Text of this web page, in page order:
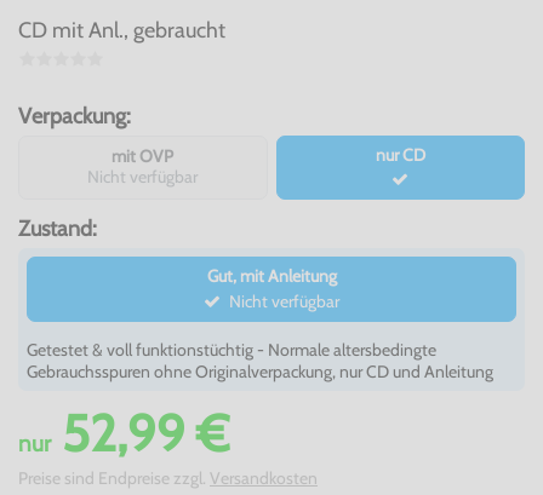
CD mit Anl., gebraucht
Verpackung:
mit OVP
Nicht verfügbar
nur CD
Zustand:
Gut, mit Anleitung
Nicht verfügbar
Getestet & voll funktionstüchtig - Normale altersbedingte
Gebrauchsspuren ohne Originalverpackung, nur CD und Anleitung
nur52,99 €
Preise sind Endpreise zzgl. Versandkosten